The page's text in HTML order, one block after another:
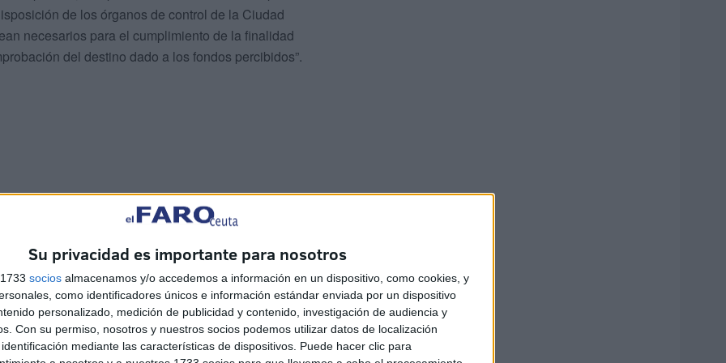
Su privacidad es importante para nosotros
socios almacenamos y/o accedemos a información en un dispositivo, como cookies, y
como identificadores únicos e información estándar enviada por un dispositivo
personalizado, medición de publicidad y contenido, investigación de audiencia y
Con su permiso, nosotros y nuestros socios podemos utilizar datos de localización
mediante las características de dispositivos. Puede hacer clic para
de los órganos de control de la Ciudad
necesarios para el cumplimiento de la finalidad
del destino dado a los fondos percibidos”.
Sociedad caballa: el bautizo
de Fidela en Los Remedios
HACE 2 HORAS